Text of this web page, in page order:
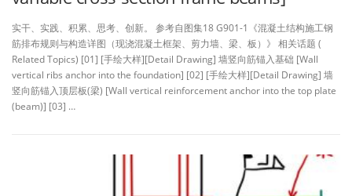
实干、实践、积累、思考、创新。 参考自图集18 G901-1《混凝土结构施工钢
筋排布规则与构造详图（现浇混凝土框架、剪力墙、梁、板）》 相关话题 (
Related Topics) [01] [手绘大样][Detail Drawing] 墙竖向筋锚入基础 [Wall
vertical ribs anchor into the foundation] [02] [手绘大样][Detail Drawing] 墙
竖向筋锚入顶层板(梁) [Wall vertical reinforcement anchor into the top plate
(beam)] [03] …